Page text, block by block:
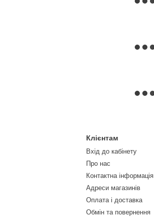
Клієнтам
Вхід до кабінету
Про нас
Контактна інформація
Адреси магазинів
Оплата і доставка
Обмін та повернення